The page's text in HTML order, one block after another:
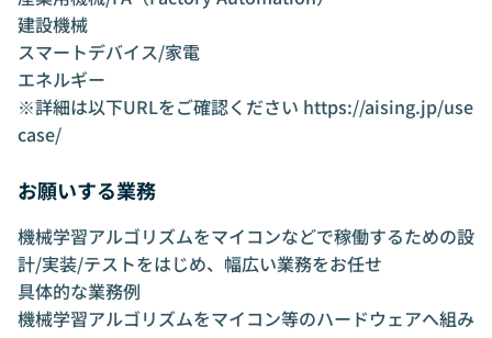
建設機械
スマートデバイス/家電
エネルギー
※詳細は以下URLをご確認ください https://aising.jp/use
case/
お願いする業務
機械学習アルゴリズムをマイコンなどで稼働するための設
計/実装/テストをはじめ、幅広い業務をお任せ
具体的な業務例
機械学習アルゴリズムをマイコン等のハードウェアへ組み